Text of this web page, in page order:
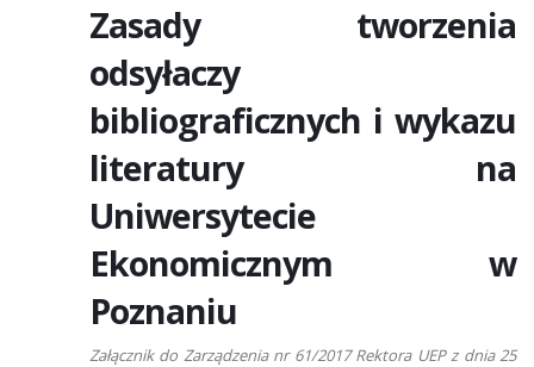
Zasady tworzenia
odsyłaczy
bibliograficznych i wykazu
literatury na
Uniwersytecie
Ekonomicznym w
Poznaniu
Załącznik do Zarządzenia nr 61/2017 Rektora UEP z dnia 25